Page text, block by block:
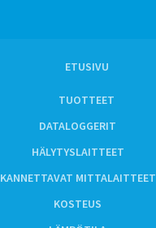
ETUSIVU
TUOTTEET
DATALOGGERIT
HÄLYTYSLAITTEET
KANNETTAVAT MITTALAITTEET
KOSTEUS